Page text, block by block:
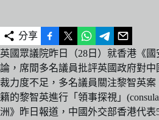
分享
英國眾議院昨日（28日）就香港《
論，席間多名議員批評英國政府對中
裁力度不足，多名議員關注黎智英
籍的黎智英進行「領事探視」
洲》昨日報道，中國外交部香港代